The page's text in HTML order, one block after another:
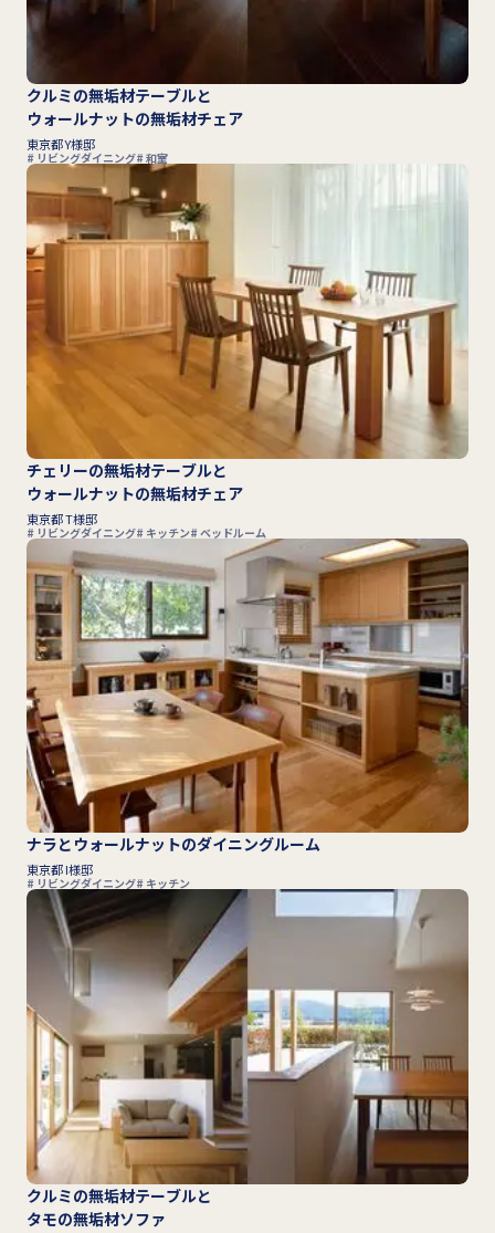
クルミの無垢材テーブルと
ウォールナットの無垢材チェア
東京都 Y様邸
リビングダイニング 和室
チェリーの無垢材テーブルと
ウォールナットの無垢材チェア
東京都 T様邸
リビングダイニング キッチン ベッドルーム
ナラとウォールナットのダイニングルーム
東京都 I様邸
リビングダイニング キッチン
クルミの無垢材テーブルと
タモの無垢材ソファ